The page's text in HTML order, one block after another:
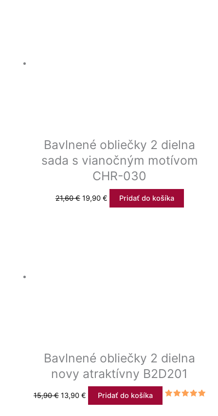
Bavlnené obliečky 2 dielna
sada s vianočným motívom
CHR-030
21,60€ 19,90 € Pridať do košíka
Bavlnené obliečky 2 dielna
novy atraktívny B2D201
15,90€ 13,90 € Pridať do košíka